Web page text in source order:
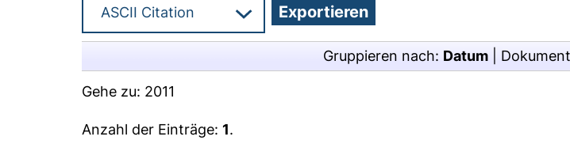
Gruppieren nach: Datum
Gehe zu: 2011
Anzahl der Einträge:1.